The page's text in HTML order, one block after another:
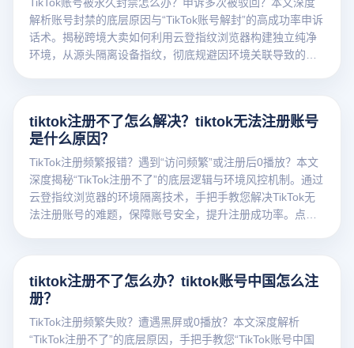
解析账号封禁的底层原因与“TikTok账号解封”的高成功率申诉
话术。揭秘跨境大卖如何利用云登指纹浏览器构建独立纯净
环境，从源头隔离设备指纹，彻底规避因环境关联导致的封
tiktok注册不了怎么解决？tiktok无法注册账号
是什么原因？
TikTok注册频繁报错？遇到“访问频繁”或注册后0播放？本文
深度揭秘“TikTok注册不了”的底层逻辑与环境风控机制。通过
云登指纹浏览器的环境隔离技术，手把手教您解决TikTok无
法注册账号的难题，保障账号安全，提升注册成功率。点击
tiktok注册不了怎么办？tiktok账号中国怎么注
册？
TikTok注册频繁失败？遭遇黑屏或0播放？本文深度解析
“TikTok注册不了”的底层原因，手把手教您“TikTok账号中国